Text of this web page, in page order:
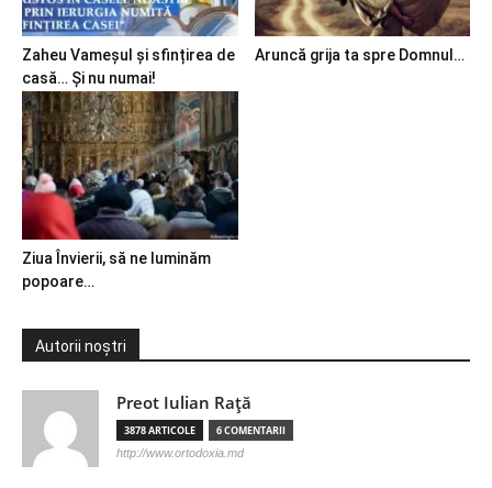
Zaheu Vameșul și sfințirea de
casă… Și nu numai!
Aruncă grija ta spre Domnul…
Ziua Învierii, să ne luminăm
popoare…
Autorii noștri
Preot Iulian Raţă
3878 ARTICOLE 6 COMENTARII
http://www.ortodoxia.md